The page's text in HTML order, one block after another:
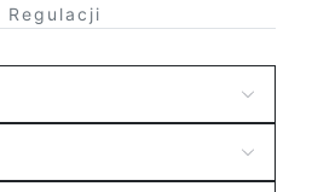
Regulacji